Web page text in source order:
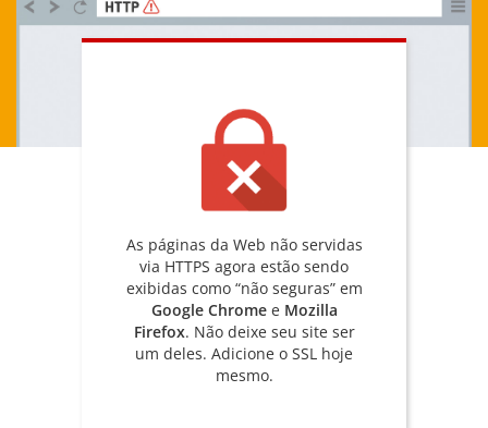
As páginas da Web não servidas
via HTTPS agora estão sendo
exibidas como “não seguras” em
Google Chromee Mozilla
Firefox. Não deixe seu site ser
um deles. Adicione o SSL hoje
mesmo.